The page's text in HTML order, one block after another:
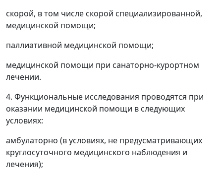
скорой, в том числе скорой специализированной,
медицинской помощи;
паллиативной медицинской помощи;
медицинской помощи при санаторно-курортном
лечении.
4. Функциональные исследования проводятся при
оказании медицинской помощи в следующих
условиях:
амбулаторно (в условиях, не предусматривающих
круглосуточного медицинского наблюдения и
лечения);